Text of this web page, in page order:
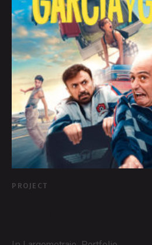
PROJECT